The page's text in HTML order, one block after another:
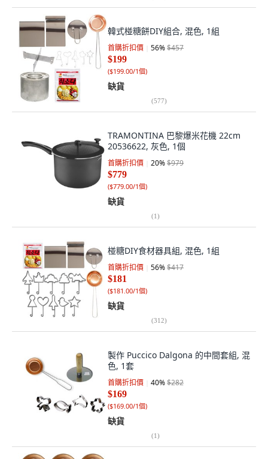
韓式椪糖餅DIY組合, 混色, 1組
首購折扣價 56%$457
$199
($199.00/1個)
缺貨
(577)
TRAMONTINA 巴黎爆米花機 22cm
20536622, 灰色, 1個
首購折扣價 20%$979
$779
($779.00/1個)
缺貨
(1)
椪糖DIY食材器具組, 混色, 1組
首購折扣價 56%$417
$181
($181.00/1個)
缺貨
(312)
製作 Puccico Dalgona 的中間套組, 混
色, 1套
首購折扣價 40%$282
$169
($169.00/1個)
缺貨
(1)